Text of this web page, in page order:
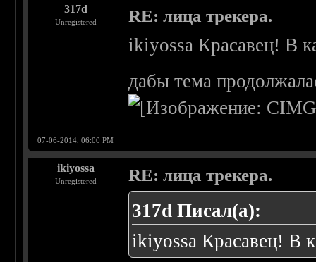
317d
Unregistered RE: лица трекера.
ikiyossa Красавец! В
дабы тема
07-06-2014, 06:00 PM
ikiyossa
Unregistered RE: лица трекера.
317d Писал(а):
ikiyossa Красавец! В